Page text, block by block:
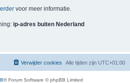
voor meer informatie.
ip-adres buiten Nederland
Alle tijden zijn UTC+01:00
Verwijder cookies
® Forum Software © phpBB Limited